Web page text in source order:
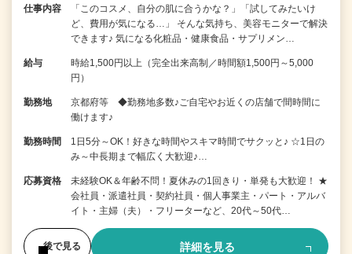
仕事内容
「このコスメ、自分の肌に合うかな？」「試してみたいけ
ど、費用が気になる…」 そんな気持ち、美容モニターで解決
できます♪ 気になる化粧品・健康食品・サプリメン…
給与
時給1,500円以上（完全出来高制／時間額1,500円～5,000
円）
勤務地
京都府等 ◆勤務地多数♪ご自宅やお近くの店舗で間時間に
働けます♪
勤務時間
1日5分～OK！好きな時間やスキマ時間でサクッと♪ ☆1日の
み～中長期まで幅広く大歓迎♪…
応募資格
未経験OK＆年齢不問！夏休みの1回きり・単発も大歓迎！ ★
会社員・派遣社員・契約社員・個人事業主・パート・アルバ
イト・主婦（夫）・フリーターなど、20代～50代…
後で見る 詳細を見る